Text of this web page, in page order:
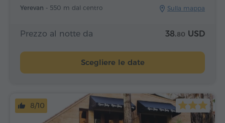
Yerevan - 550 m dal centro Sulla mappa
Prezzo al notte da 38.80 USD
Scegliere le date
8/10